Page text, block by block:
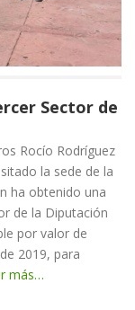
Sector de
Rocío Rodríguez
la sede de la
ha obtenido una
de la Diputación
por valor de
2019, para
más…